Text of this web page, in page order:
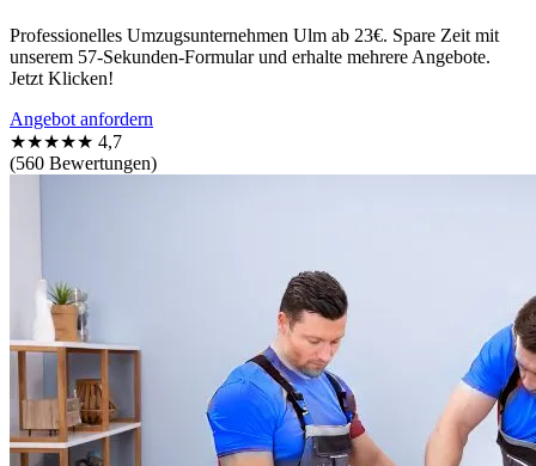
Professionelles Umzugsunternehmen Ulm ab 23€. Spare Zeit mit
unserem 57-Sekunden-Formular und erhalte mehrere Angebote.
Jetzt Klicken!
Angebot anfordern
★★★★★ 4,7
(560 Bewertungen)